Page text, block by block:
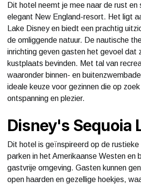
Dit hotel neemt je mee naar de rust en
elegant New England-resort. Het ligt
Lake Disney en biedt een prachtig
de omliggende natuur. De nautische
inrichting geven gasten het gevoel dat
kustplaats bevinden. Met tal van
waaronder binnen- en
ideale keuze voor gezinnen die op
ontspanning en plezier.
Disney's Sequoia
Dit hotel is geïnspireerd op de
parken in het Amerikaanse Westen en
gastvrije omgeving. Gasten kunnen
open haarden en gezellige hoekjes,